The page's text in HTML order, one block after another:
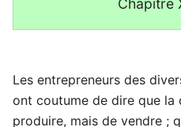
Chapitre
Les entrepreneurs des
ont coutume de dire que
produire, mais de vendre ;